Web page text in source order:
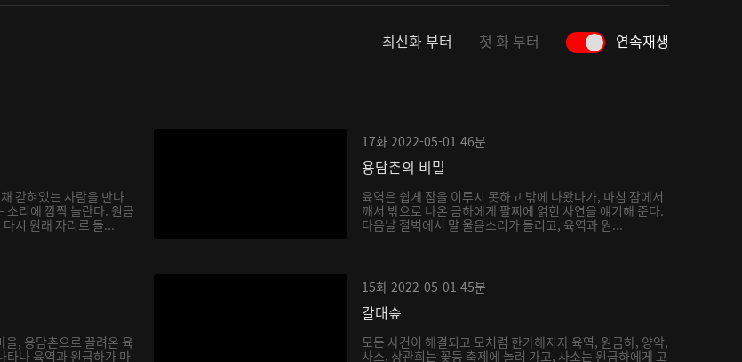
최신화 부터 첫 화 부터 연속재생
갇혀있는 사람을 만나
소리에 깜짝 놀란다. 원금
시 원래 자리로 돌...
17화 2022-05-01 46분
용담촌의 비밀
육역은 쉽게 잠을 이루지 못하고 밖에 나왔다가, 마침 잠에서
깨서 밖으로 나온 금하에게 팔찌에 얽힌 사연을 얘기해 준다.
다음날 절벽에서 말 울음소리가 들리고, 육역과 원...
을, 용담촌으로 끌려온 육
타나 육역과 원금하가 마
15화 2022-05-01 45분
갈대숲
모든 사건이 해결되고 모처럼 한가해지자 육역, 원금하, 양악,
사소, 상관희는 꽃등 축제에 놀러 가고, 사소는 원금하에게 고